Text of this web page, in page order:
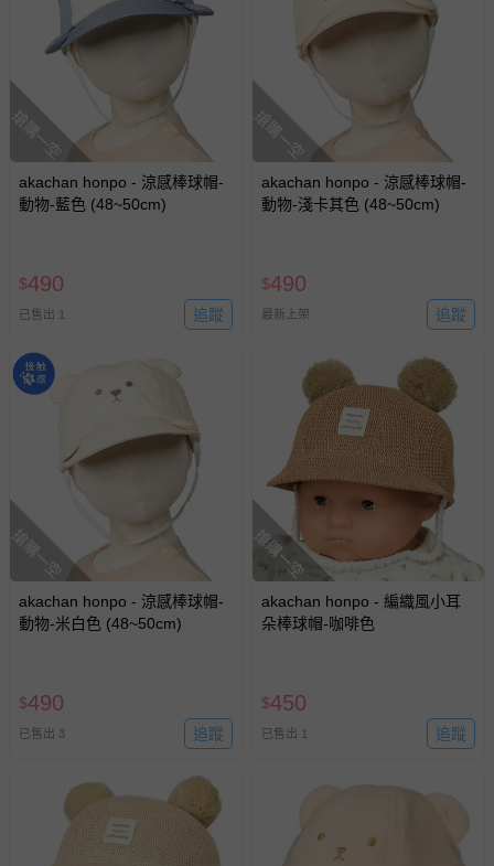
搶購一空
akachan honpo - 涼感棒球帽-
動物-藍色 (48~50cm)
$490
已售出 1 追蹤
搶購一空
akachan honpo - 涼感棒球帽-
動物-淺卡其色 (48~50cm)
$490
最新上架 追蹤
搶購一空
akachan honpo - 涼感棒球帽-
動物-米白色 (48~50cm)
$490
已售出 3 追蹤
搶購一空
akachan honpo - 編織風小耳
朵棒球帽-咖啡色
$450
已售出 1 追蹤